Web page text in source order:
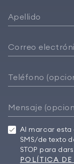
Al marcar esta
SMS/de texto
STOP para
POLÍTICA